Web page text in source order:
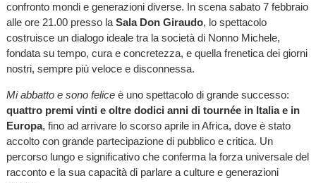
confronto mondi e generazioni diverse. In scena sabato 7 febbraio
alle ore 21.00 presso la Sala Don Giraudo, lo spettacolo
costruisce un dialogo ideale tra la società di Nonno Michele,
fondata su tempo, cura e concretezza, e quella frenetica dei giorni
nostri, sempre più veloce e disconnessa.
Mi abbatto e sono feliceè uno spettacolo di grande successo:
quattro premi vinti e oltre dodici anni di tournée in Italia e in
Europa, fino ad arrivare lo scorso aprile in Africa, dove è stato
accolto con grande partecipazione di pubblico e critica. Un
percorso lungo e significativo che conferma la forza universale del
racconto e la sua capacità di parlare a culture e generazioni